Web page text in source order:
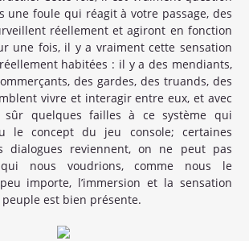
une foule qui réagit à votre passage, des
réellement et agiront en fonction
une fois, il y a vraiment cette sensation
habitées : il y a des mendiants,
des gardes, des truands, des
vivre et interagir entre eux, et avec
quelques failles à ce système qui
le concept du jeu console; certaines
dialogues reviennent, on ne peut pas
nous voudrions, comme nous le
importe, l’immersion et la sensation
est bien présente.